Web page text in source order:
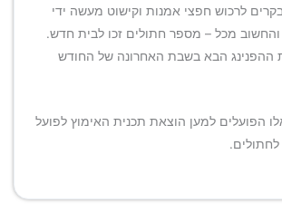
לרכוש חפצי אמנות וקישוט מעשה ידי
מכל – מספר חתולים זכו לבית חדש.
ההפנינג הבא בשבת האחרונה של החודש
הפועלים למען הוצאת תכנית האימוץ לפועל